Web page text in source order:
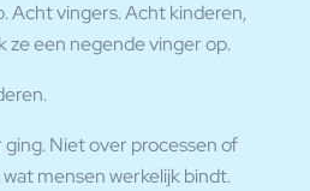
Acht vingers. Acht kinderen,
ze een negende vinger op.
ging. Niet over processen of
mensen werkelijk bindt.